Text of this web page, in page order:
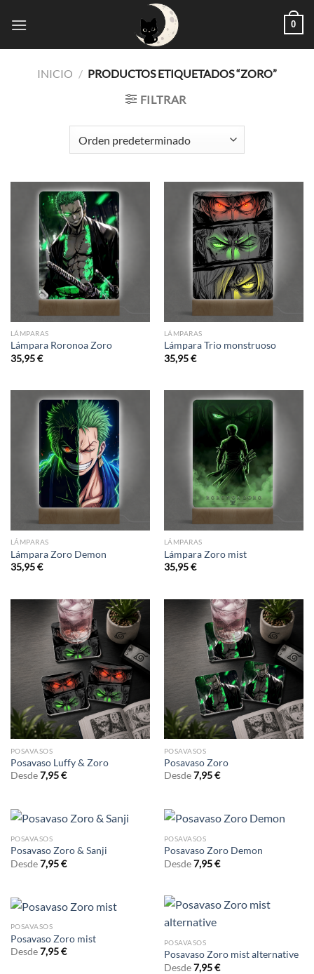
0
INICIO / PRODUCTOS ETIQUETADOS “ZORO”
FILTRAR
LÁMPARAS
Lámpara Roronoa Zoro
35,95€
LÁMPARAS
Lámpara Trio monstruoso
35,95€
LÁMPARAS
Lámpara Zoro Demon
35,95€
LÁMPARAS
Lámpara Zoro mist
35,95€
POSAVASOS
Posavaso Luffy & Zoro
Desde7,95€
POSAVASOS
Posavaso Zoro
Desde7,95€
POSAVASOS
Posavaso Zoro & Sanji
Desde7,95€
POSAVASOS
Posavaso Zoro Demon
Desde7,95€
POSAVASOS
Posavaso Zoro mist
Desde7,95€
POSAVASOS
Posavaso Zoro mist alternative
Desde7,95€